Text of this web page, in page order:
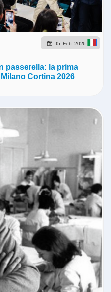
05 Feb 2026
passerella: la prima
Cortina 2026